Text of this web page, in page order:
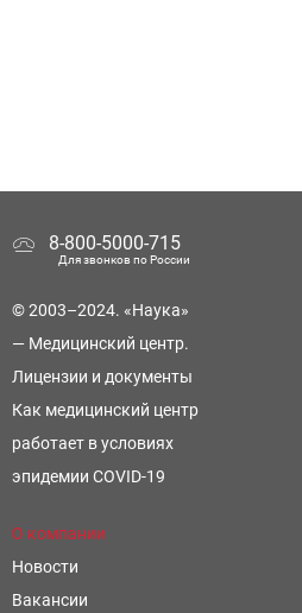
8-800-5000-715
Для звонков по России
© 2003–2024. «Наука»
— Медицинский центр.
Лицензии и документы
Как медицинский центр
работает в условиях
эпидемии COVID-19
О компании
Новости
Вакансии